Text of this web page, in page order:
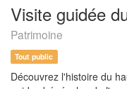
Visite guidée
Patrimoine
Tout public
Découvrez l'histoire du